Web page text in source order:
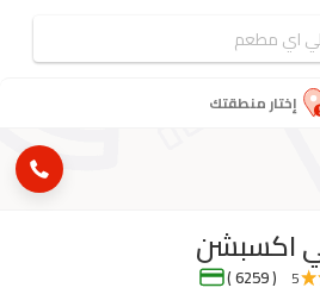
إختار منطقتك
اكسبشن
5
( 6259 )